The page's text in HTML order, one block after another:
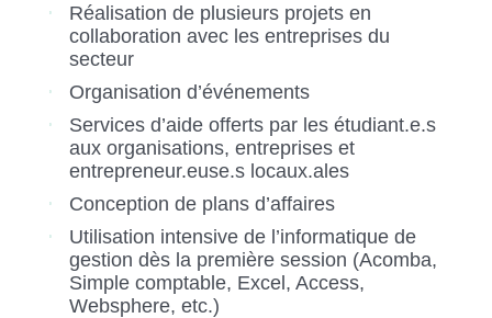
Réalisation de plusieurs projets en
collaboration avec les entreprises du
secteur
Organisation d’événements
Services d’aide offerts par les étudiant.e.s
aux organisations, entreprises et
entrepreneur.euse.s locaux.ales
Conception de plans d’affaires
Utilisation intensive de l’informatique de
gestion dès la première session (Acomba,
Simple comptable, Excel, Access,
Websphere, etc.)